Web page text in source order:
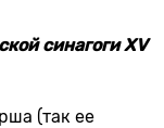
синагогиXV
(так ее